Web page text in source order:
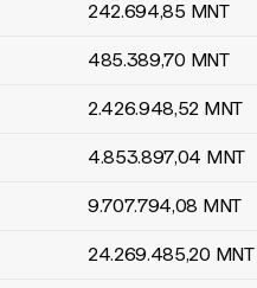
242.694,85 MNT
485.389,70 MNT
2.426.948,52 MNT
4.853.897,04 MNT
9.707.794,08 MNT
24.269.485,20 MNT